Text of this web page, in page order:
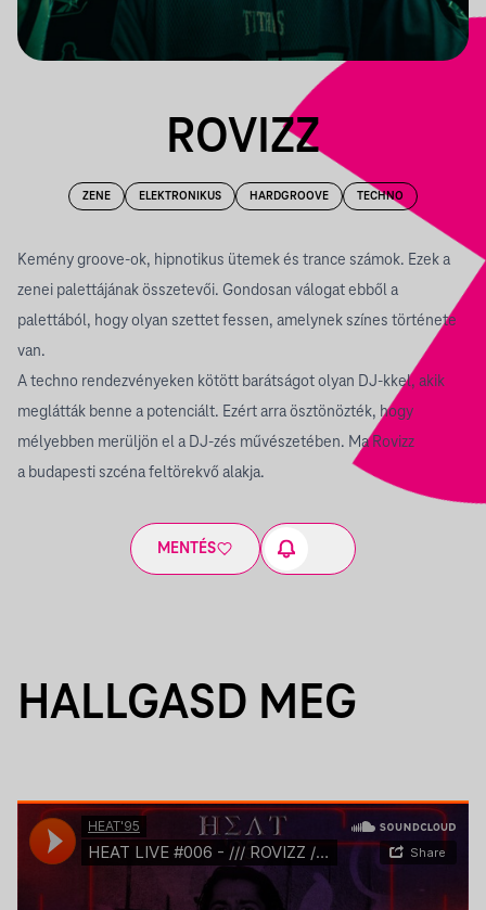
ROVIZZ
ZENE ELEKTRONIKUS HARDGROOVE TECHNO
Kemény groove-ok, hipnotikus ütemek és trance számok. Ezek a
zenei palettájának összetevői. Gondosan válogat ebből a
palettából, hogy olyan szettet fessen, amelynek színes története
van.
A techno rendezvényeken kötött barátságot olyan DJ-kkel, akik
meglátták benne a potenciált. Ezért arra ösztönözték, hogy
mélyebben merüljön el a DJ-zés művészetében. Ma Rovizz
a budapesti szcéna feltörekvő alakja.
MENTÉS
HALLGASD MEG